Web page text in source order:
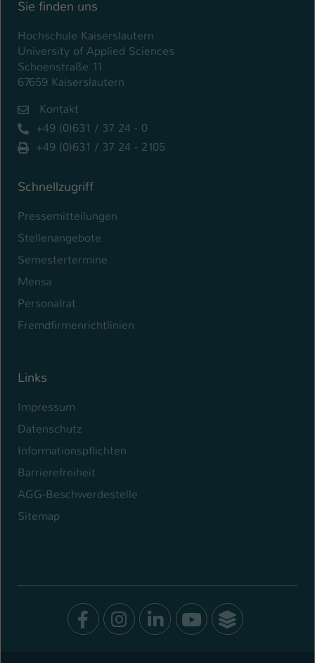
Sie finden uns
Hochschule Kaiserslautern
University of Applied Sciences
Schoenstraße 11
67659 Kaiserslautern
Kontakt
+49 (0)631 / 37 24 - 0
+49 (0)631 / 37 24 - 2105
Schnellzugriff
Pressemitteilungen
Stellenangebote
Semestertermine
Mensa
Personalrat
Fremdfirmenrichtlinien
Links
Impressum
Datenschutz
Informationspflichten
Barrierefreiheit
AGG-Beschwerdestelle
Sitemap
Facebook
Instagram
LinkedIn
Youtube